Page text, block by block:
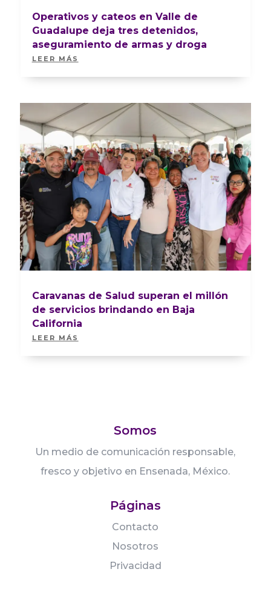
Operativos y cateos en Valle de
Guadalupe deja tres detenidos,
aseguramiento de armas y droga
LEER MÁS
Caravanas de Salud superan el millón
de servicios brindando en Baja
California
LEER MÁS
Somos
Un medio de comunicación responsable,
fresco y objetivo en Ensenada, México.
Páginas
Contacto
Nosotros
Privacidad